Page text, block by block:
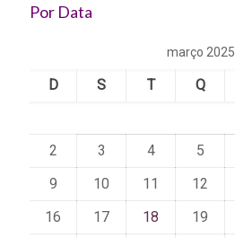
Por Data
março 2025
D S T Q
2
3 4 5
9
10 11 12
16
17 18 19